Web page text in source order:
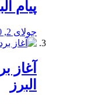
پیام
جولای 2, 2020
آغاز
البرز